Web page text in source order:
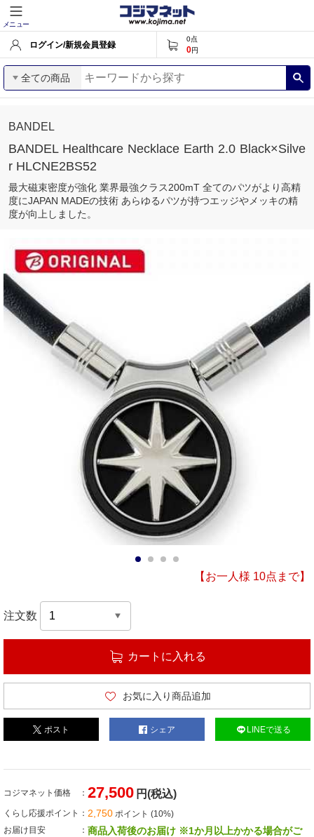
メニュー
ログイン/新規会員登録
0点
0円
全ての商品
BANDEL
BANDEL Healthcare Necklace Earth 2.0 Black×Silve
r HLCNE2BS52
最大磁束密度が強化 業界最強クラス200mT 全てのパツがより高精
度にJAPAN MADEの技術 あらゆるパツが持つエッジやメッキの精
度が向上しました。
【お一人様 10点まで】
注文数
カートに入れる
お気に入り商品追加
ポスト シェア LINEで送る
コジマネット価格 27,500 円(税込)
くらし応援ポイント 2,750 ポイント (10%)
お届け目安
商品入荷後のお届け ※1か月以上かかる場合がご